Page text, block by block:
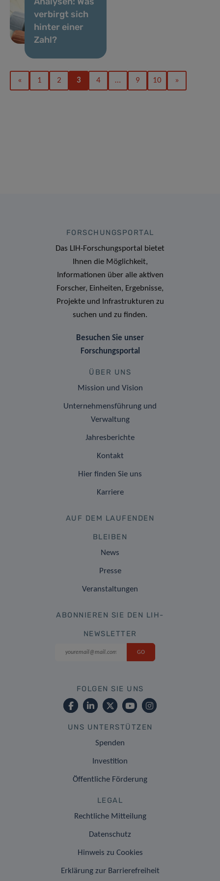
verbirgt sich
hinter einer
Zahl?
« 1 2 3 4 … 9 10 »
FORSCHUNGSPORTAL
Das LIH-Forschungsportal bietet
Ihnen die Möglichkeit,
Informationen über alle aktiven
Forscher, Einheiten, Ergebnisse,
Projekte und Infrastrukturen zu
suchen und zu finden.
Besuchen Sie unser
Forschungsportal
ÜBER UNS
Mission und Vision
Unternehmensführung und
Verwaltung
Jahresberichte
Kontakt
Hier finden Sie uns
Karriere
AUF DEM LAUFENDEN
BLEIBEN
News
Presse
Veranstaltungen
ABONNIEREN SIE DEN LIH-
NEWSLETTER
FOLGEN SIE UNS
UNS UNTERSTÜTZEN
Spenden
Investition
Öffentliche Förderung
LEGAL
Rechtliche Mitteilung
Datenschutz
Hinweis zu Cookies
Erklärung zur Barrierefreiheit